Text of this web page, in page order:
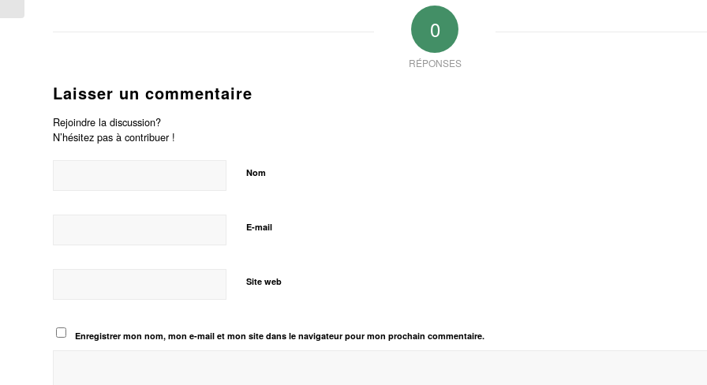
0
RÉPONSES
Laisser un commentaire
Rejoindre la discussion?
N’hésitez pas à contribuer !
Nom
E-mail
Site web
Enregistrer mon nom, mon e-mail et mon site dans le navigateur pour mon prochain commentaire.